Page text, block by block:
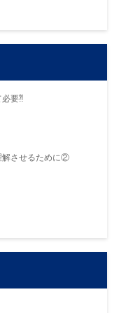
要⁈
解させるために②